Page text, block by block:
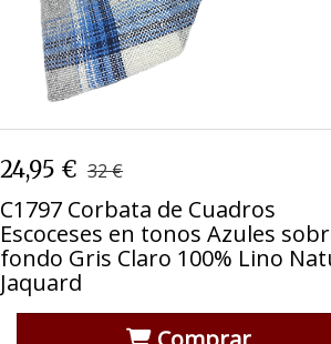
C1797 Corbata de Cuadros
Escoceses en tonos Azules
fondo Gris Claro 100% Lino
Jaquard
24,95 € 32 €
C1797 Corbata de Cuadros
Escoceses en tonos Azules
fondo Gris Claro 100% Lino
Jaquard